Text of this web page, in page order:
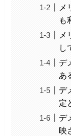
メ
も
メ
し
デ
あ
デ
定
デ
映